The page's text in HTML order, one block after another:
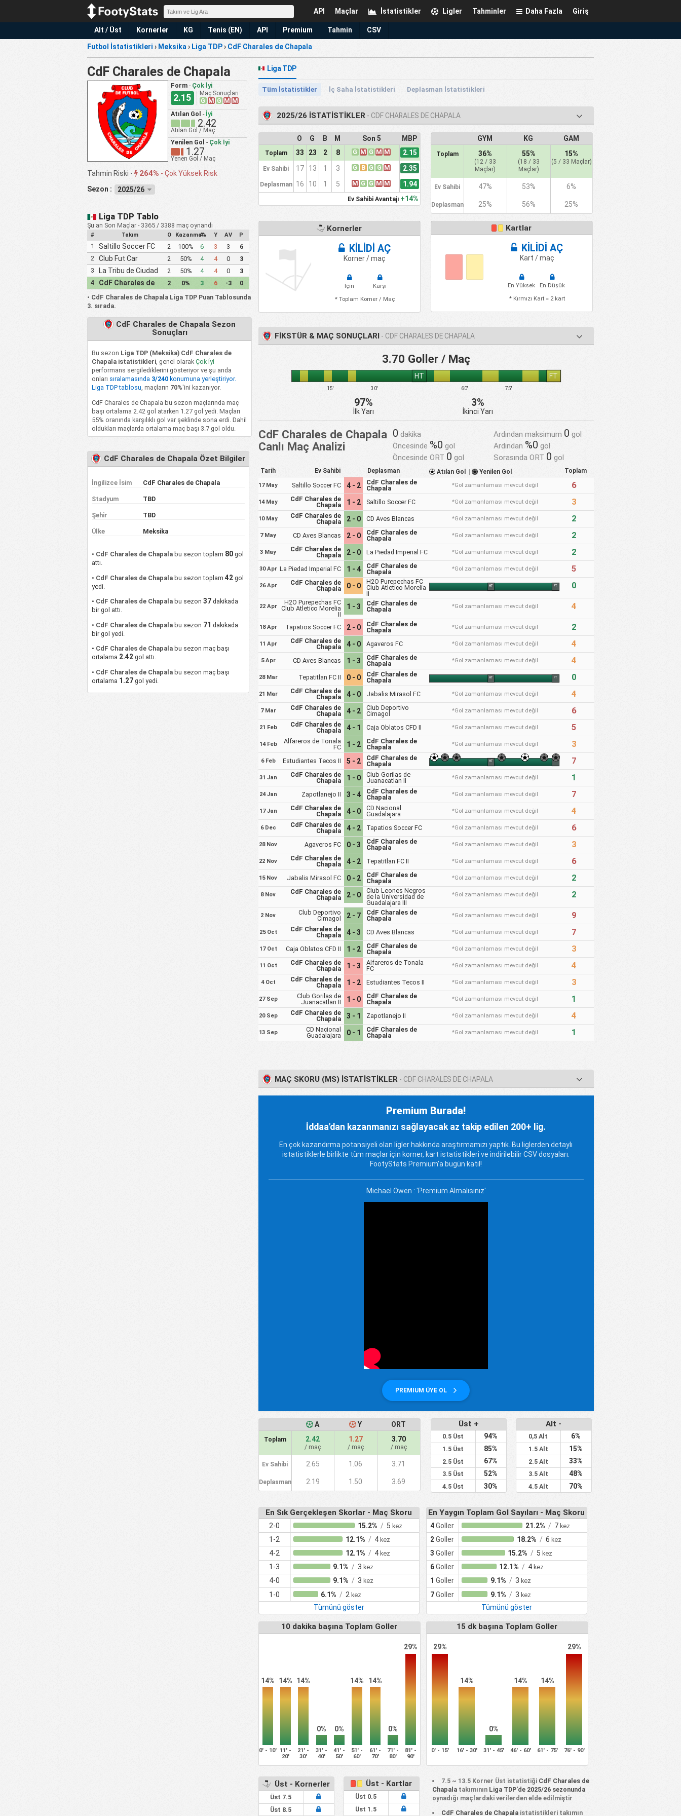
Giriş
Daha Fazla
Tahminler
Ligler
İstatistikler
Maçlar
API
Alt / Üst Kornerler KG Tenis (EN) API Premium Tahmin CSV
Futbol İstatistikleri › Meksika › Liga TDP› CdF Charales de Chapala
CdF Charales de Chapala
Form - Çok İyi
2.15 Maç Sonuçları
G M G M M
Atılan Gol - İyi
2.42
Atılan Gol / Maç
Yenilen Gol - Çok İyi
1.27
Yenen Gol / Maç
Tahmin Riski - 264% - Çok Yüksek Risk
Sezon :
2025/26
Liga TDP Tablo
Şu an Son Maçlar - 3365 / 3388 maç oynandı
# Takım O Kazanma%
A Y AV P
1 Saltillo Soccer FC 2 100% 6 3 3
6
2
Club Fut Car
Cachorros de Leon
2 50% 4 4 0
3
3
La Tribu de Ciudad
Juarez FC
2 50% 4 4 0
3
4
CdF Charales de
Chapala
2 0% 3 6 -3
0
• CdF Charales de Chapala Liga TDP Puan Tablosunda
3. sırada.
CdF Charales de Chapala Sezon
Sonuçları
Bu sezon Liga TDP (Meksika) CdF Charales de
Chapala istatistikleri, genel olarak Çok İyi
performans sergilediklerini gösteriyor ve şu anda
onları sıralamasında 3/240konumuna yerleştiriyor.
Liga TDP tablosu , maçların 70%'ini kazanıyor.
CdF Charales de Chapala bu sezon maçlarında maç
başı ortalama 2.42 gol atarken 1.27 gol yedi. Maçları
55% oranında karşılıklı gol var şeklinde sona erdi. Dahil
oldukları maçlarda ortalama maç başı 3.7 gol oldu.
CdF Charales de Chapala Özet Bilgiler
İngilizce İsim CdF Charales de Chapala
Stadyum TBD
Şehir TBD
Ülke Meksika
• CdF Charales de Chapala bu sezon toplam 80 gol
attı.
• CdF Charales de Chapala bu sezon toplam42 gol
yedi.
• CdF Charales de Chapala bu sezon37 dakikada
bir gol attı.
• CdF Charales de Chapala bu sezon 71 dakikada
bir gol yedi.
• CdF Charales de Chapala bu sezon maç başı
ortalama 2.42 gol attı.
• CdF Charales de Chapala bu sezon maç başı
ortalama 1.27 gol yedi.
Liga TDP
Tüm İstatistikler İç Saha İstatistikleri Deplasman İstatistikleri
2025/26 İSTATİSTİKLER - CDF CHARALES DE CHAPALA
O G B M Son 5 MBP
Toplam 33 23 2 8 G M G M M 2.15
Ev Sahibi 17 13 1 3 G B G G M 2.35
Deplasman 16 10 1 5 M G G M M 1.94
Ev Sahibi Avantajı +14%
GYM KG GAM
Toplam 36%
(12 / 33
Maçlar)
55%
(18 / 33
Maçlar)
15%
(5 / 33 Maçlar)
Ev Sahibi 47% 53% 6%
Deplasman 25% 56% 25%
Kornerler
KİLİDİ AÇ
Korner / maç
İçin
Karşı
* Toplam Korner / Maç
Kartlar
KİLİDİ AÇ
Kart / maç
En Yüksek
En Düşük
* Kırmızı Kart = 2 kart
FİKSTÜR & MAÇ SONUÇLARI - CDF CHARALES DE CHAPALA
3.70 Goller / Maç
15' 30'
HT
60' 75'
FT
97%
İlk Yarı
3%
İkinci Yarı
CdF Charales de Chapala
Canlı Maç Analizi
0 dakika Ardından maksimum 0 gol
Öncesinde %0 gol Ardından %0 gol
Öncesinde ORT 0 gol Sorasında ORT 0 gol
Tarih Ev Sahibi Deplasman Atılan Gol Yenilen Gol Toplam
17 May Saltillo Soccer FC 4 - 2
CdF Charales de
Chapala
*Gol zamanlaması mevcut değil 6
14 May
CdF Charales de
Chapala
1 - 2 Saltillo Soccer FC *Gol zamanlaması mevcut değil 3
10 May
CdF Charales de
Chapala
2 - 0 CD Aves Blancas *Gol zamanlaması mevcut değil 2
7 May CD Aves Blancas 2 - 0
CdF Charales de
Chapala
*Gol zamanlaması mevcut değil 2
3 May
CdF Charales de
Chapala
2 - 0 La Piedad Imperial FC *Gol zamanlaması mevcut değil 2
30 Apr La Piedad Imperial FC 1 - 4
CdF Charales de
Chapala
*Gol zamanlaması mevcut değil 5
26 Apr
CdF Charales de
Chapala
0 - 0
H2O Purepechas FC
Club Atletico Morelia
II
HT FT 0
22 Apr
H2O Purepechas FC
Club Atletico Morelia
II
1 - 3
CdF Charales de
Chapala
*Gol zamanlaması mevcut değil 4
18 Apr Tapatios Soccer FC 2 - 0
CdF Charales de
Chapala
*Gol zamanlaması mevcut değil 2
11 Apr
CdF Charales de
Chapala
4 - 0 Agaveros FC *Gol zamanlaması mevcut değil 4
5 Apr CD Aves Blancas 1 - 3
CdF Charales de
Chapala
*Gol zamanlaması mevcut değil 4
28 Mar Tepatitlan FC II 0 - 0
CdF Charales de
Chapala
HT FT 0
21 Mar
CdF Charales de
Chapala
4 - 0 Jabalis Mirasol FC *Gol zamanlaması mevcut değil 4
7 Mar
CdF Charales de
Chapala
4 - 2
Club Deportivo
Cimagol
*Gol zamanlaması mevcut değil 6
21 Feb
CdF Charales de
Chapala
4 - 1 Caja Oblatos CFD II *Gol zamanlaması mevcut değil 5
14 Feb
Alfareros de Tonala
FC
1 - 2
CdF Charales de
Chapala
*Gol zamanlaması mevcut değil 3
6 Feb Estudiantes Tecos II 5 - 2
CdF Charales de
Chapala
HT FT 7
31 Jan
CdF Charales de
Chapala
1 - 0
Club Gorilas de
Juanacatlan II
*Gol zamanlaması mevcut değil 1
24 Jan Zapotlanejo II 3 - 4
CdF Charales de
Chapala
*Gol zamanlaması mevcut değil 7
17 Jan
CdF Charales de
Chapala
4 - 0
CD Nacional
Guadalajara
*Gol zamanlaması mevcut değil 4
6 Dec
CdF Charales de
Chapala
4 - 2 Tapatios Soccer FC *Gol zamanlaması mevcut değil 6
28 Nov Agaveros FC 0 - 3
CdF Charales de
Chapala
*Gol zamanlaması mevcut değil 3
22 Nov
CdF Charales de
Chapala
4 - 2 Tepatitlan FC II *Gol zamanlaması mevcut değil 6
15 Nov Jabalis Mirasol FC 0 - 2
CdF Charales de
Chapala
*Gol zamanlaması mevcut değil 2
8 Nov
CdF Charales de
Chapala
2 - 0
Club Leones Negros
de la Universidad de
Guadalajara III
*Gol zamanlaması mevcut değil 2
2 Nov
Club Deportivo
Cimagol
2 - 7
CdF Charales de
Chapala
*Gol zamanlaması mevcut değil 9
25 Oct
CdF Charales de
Chapala
4 - 3 CD Aves Blancas *Gol zamanlaması mevcut değil 7
17 Oct Caja Oblatos CFD II 1 - 2
CdF Charales de
Chapala
*Gol zamanlaması mevcut değil 3
11 Oct
CdF Charales de
Chapala
1 - 3
Alfareros de Tonala
FC
*Gol zamanlaması mevcut değil 4
4 Oct
CdF Charales de
Chapala
1 - 2 Estudiantes Tecos II *Gol zamanlaması mevcut değil 3
27 Sep
Club Gorilas de
Juanacatlan II
1 - 0
CdF Charales de
Chapala
*Gol zamanlaması mevcut değil 1
20 Sep
CdF Charales de
Chapala
3 - 1 Zapotlanejo II *Gol zamanlaması mevcut değil 4
13 Sep
CD Nacional
Guadalajara
0 - 1
CdF Charales de
Chapala
*Gol zamanlaması mevcut değil 1
MAÇ SKORU (MS) İSTATISTIKLER - CDF CHARALES DE CHAPALA
Premium Burada!
İddaa'dan kazanmanızı sağlayacak az takip edilen 200+ lig.
En çok kazandırma potansiyeli olan ligler hakkında araştırmamızı yaptık. Bu liglerden detaylı
istatistiklerle birlikte tüm maçlar için korner, kart istatistikleri ve indirilebilir CSV dosyaları.
FootyStats Premium'a bugün katıl!
PREMIUM ÜYE OL
Michael Owen : 'Premium Almalısınız'
A Y ORT
Toplam 2.42
/ maç
1.27
/ maç
3.70
/ maç
Ev Sahibi 2.65 1.06 3.71
Deplasman 2.19 1.50 3.69
Üst +
0.5 Üst 94%
1.5 Üst 85%
2.5 Üst 67%
3.5 Üst 52%
4.5 Üst 30%
Alt -
0,5 Alt 6%
1.5 Alt 15%
2.5 Alt 33%
3.5 Alt 48%
4.5 Alt 70%
En Sık Gerçekleşen Skorlar - Maç Skoru
2-0 15.2% / 5 kez
1-2 12.1% / 4 kez
4-2 12.1% / 4 kez
1-3 9.1% / 3kez
4-0 9.1% / 3kez
1-0 6.1% / 2kez
Tümünü göster
En Yaygın Toplam Gol Sayıları - Maç Skoru
4Goller 21.2% / 7 kez
2Goller 18.2% / 6 kez
3Goller 15.2% / 5kez
6Goller 12.1% / 4kez
1Goller 9.1% / 3 kez
7Goller 9.1% / 3 kez
Tümünü göster
10 dakika başına Toplam Goller
14% 14% 14%
0% 0%
14% 14%
0%
29%
0' - 10' 11' -
20'
21' -
30'
31' -
40'
41' -
50'
51' -
60'
61' -
70'
71' -
80'
81' -
90'
15 dk başına Toplam Goller
29%
14%
0%
14% 14%
29%
0' - 15' 16' - 30' 31' - 45' 46' - 60' 61' - 75' 76' - 90'
Üst - Kornerler
Üst 7.5
Üst 8.5
Üst - Kartlar
Üst 0.5
Üst 1.5
7.5 ~ 13.5 Korner Üst istatistiği CdF Charales de
Chapala takımının Liga TDP'de 2025/26 sezonunda
oynadığı maçlardaki verilerden elde edilmiştir
CdF Charales de Chapalaistatistikleri takımın